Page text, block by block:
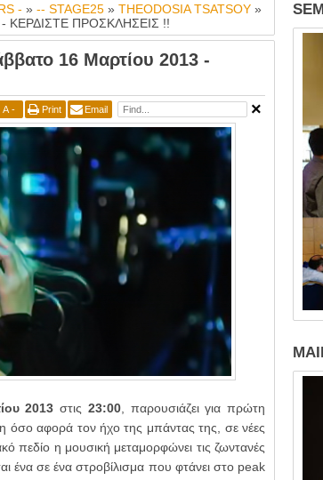
- » -- STAGE25» THEODOSIA TSATSOY»
- ΚΕΡΔΙΣΤΕ ΠΡΟΣΚΛΗΣΕΙΣ !!
16 Μαρτίου 2013 -
A - Print Email
2013 στις 23:00, παρουσιάζει για πρώτη
όσο αφορά τον ήχο της μπάντας της , σε νέες
πεδίο η μουσική μεταμορφώνει τις ζωντανές
ένα σε ένα στροβίλισμα που φτάνει στο peak